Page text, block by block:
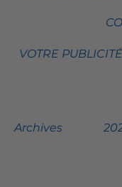
VOTRE
Archives